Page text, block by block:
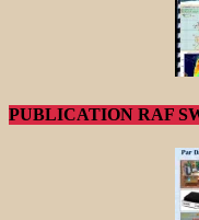
PUBLICATION RAF